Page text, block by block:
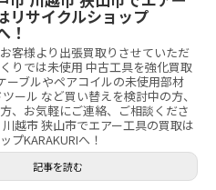
リサイクルショップ
！
客様より出張買取りさせていただ
りでは未使用 中古工具を強化買取
ーブルやペアコイルの未使用部材
ール など買い替えを検討中の方、
、お気軽にご連絡、ご相談くださ
越市 狭山市でエアー工具の買取は
プKARAKURIへ！
記事を読む